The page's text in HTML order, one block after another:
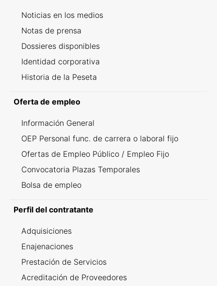
Noticias en los medios
Notas de prensa
Dossieres disponibles
Identidad corporativa
Historia de la Peseta
Oferta de empleo
Información General
OEP Personal func. de carrera o laboral fijo
Ofertas de Empleo Público / Empleo Fijo
Convocatoria Plazas Temporales
Bolsa de empleo
Perfil del contratante
Adquisiciones
Enajenaciones
Prestación de Servicios
Acreditación de Proveedores